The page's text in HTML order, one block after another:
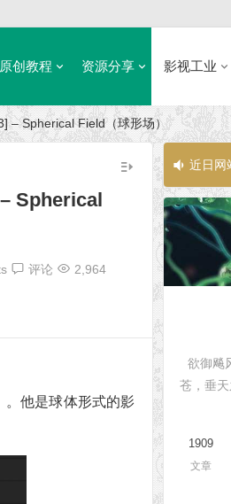
原创教程 资源分享 影视工业
– Spherical Field（球形场）
Spherical
评论 2,964
他是球体形式的影
近日网
欲御飚
苍，垂
1909
文章